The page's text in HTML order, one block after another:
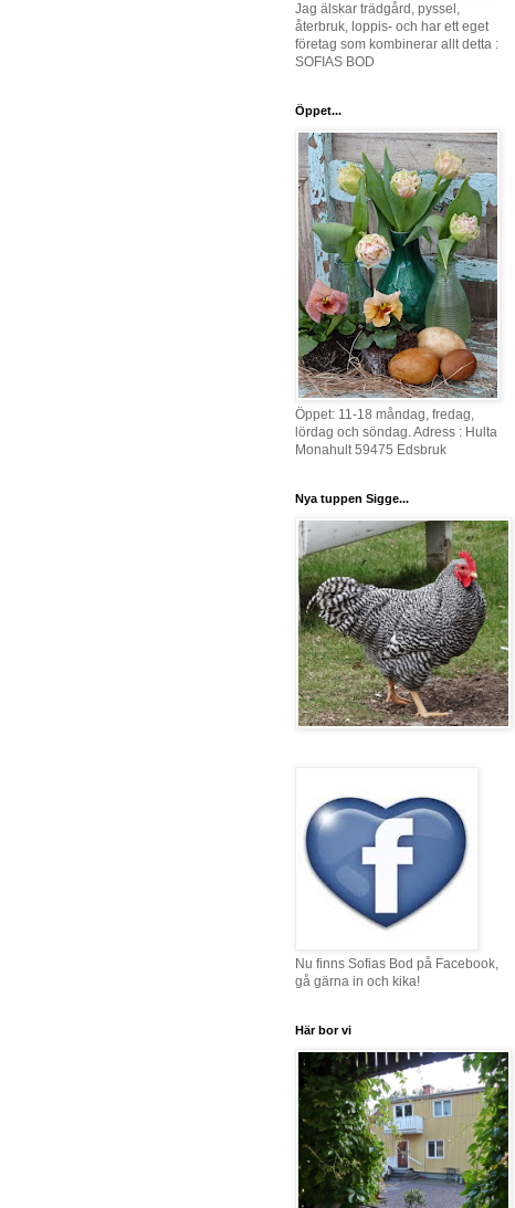
Jag älskar trädgård, pyssel,
återbruk, loppis- och har ett eget
företag som kombinerar allt detta :
SOFIAS BOD
Öppet...
Öppet: 11-18 måndag, fredag,
lördag och söndag. Adress : Hulta
Monahult 59475 Edsbruk
Nya tuppen Sigge...
Nu finns Sofias Bod på Facebook,
gå gärna in och kika!
Här bor vi